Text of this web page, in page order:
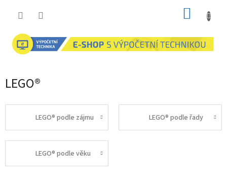
LEGO®
LEGO® podle zájmu LEGO® podle řady
LEGO® podle věku